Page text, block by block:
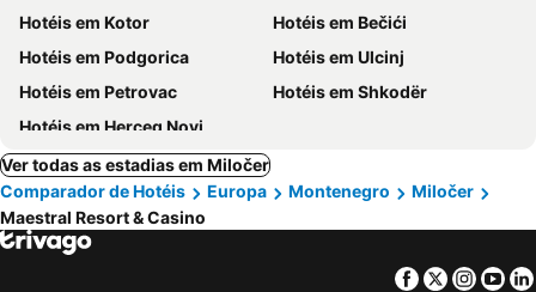
Hotéis em Kotor
Hotéis em Bečići
Hotéis em Podgorica
Hotéis em Ulcinj
Hotéis em Petrovac
Hotéis em Shkodër
Hotéis em Herceg Novi
Ver todas as estadias em Miločer
Comparador de Hotéis
Europa Montenegro
Miločer
Maestral Resort & Casino
Facebook
Twitter